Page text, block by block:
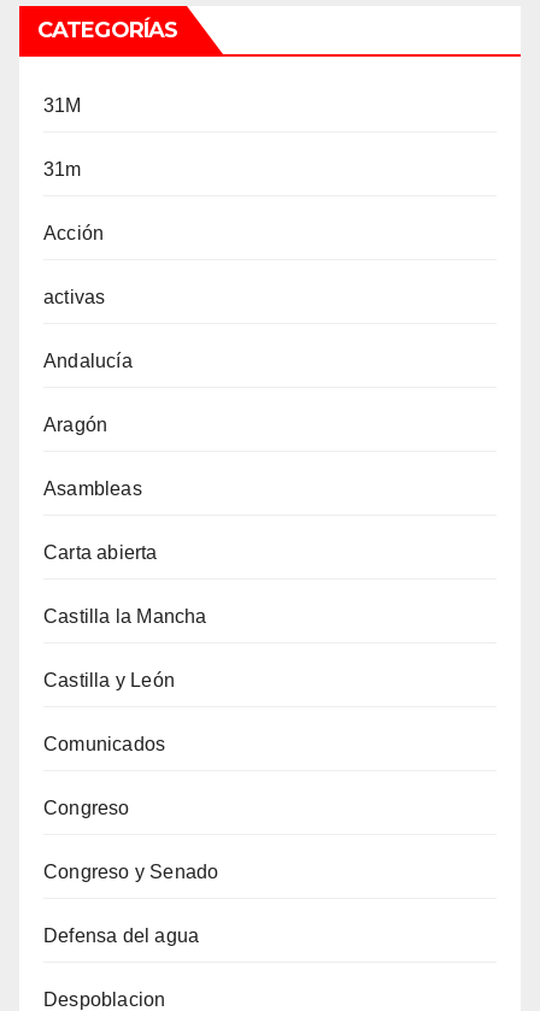
CATEGORÍAS
31M
31m
Acción
activas
Andalucía
Aragón
Asambleas
Carta abierta
Castilla la Mancha
Castilla y León
Comunicados
Congreso
Congreso y Senado
Defensa del agua
Despoblacion